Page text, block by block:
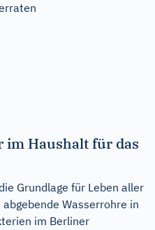
im Haushalt für das
Grundlage für Leben aller
Wasserrohre in
im Berliner